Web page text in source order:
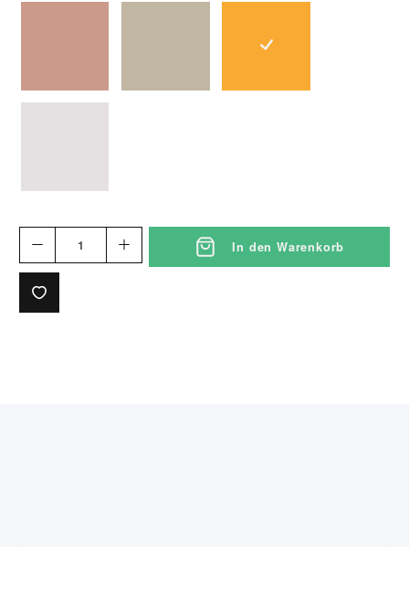
sonnengelb
In den Warenkorb